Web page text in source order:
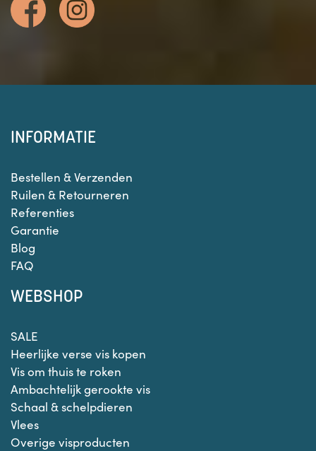
INFORMATIE
Bestellen & Verzenden
Ruilen & Retourneren
Referenties
Garantie
Blog
FAQ
WEBSHOP
SALE
Heerlijke verse vis kopen
Vis om thuis te roken
Ambachtelijk gerookte vis
Schaal & schelpdieren
Vlees
Overige visproducten